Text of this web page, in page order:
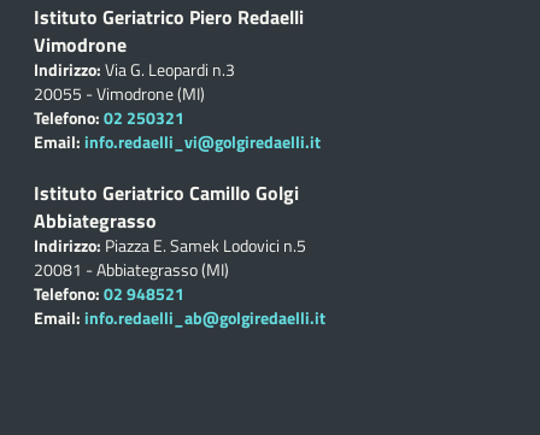
Istituto Geriatrico Piero Redaelli
Vimodrone
Indirizzo:Via G. Leopardi n.3
20055 - Vimodrone (MI)
Telefono:02 250321
Email: info.redaelli_vi@golgiredaelli.it
Istituto Geriatrico Camillo Golgi
Abbiategrasso
Indirizzo: Piazza E. Samek Lodovici n.5
20081 - Abbiategrasso (MI)
Telefono:02 948521
Email: info.redaelli_ab@golgiredaelli.it